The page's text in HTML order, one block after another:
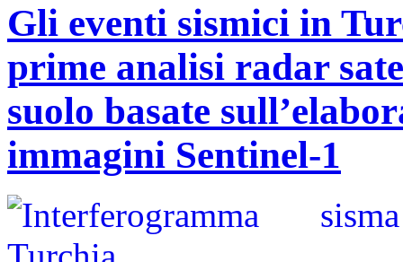
Gli eventi sismici in
prime analisi radar
suolo basate
immagini Sentinel-1